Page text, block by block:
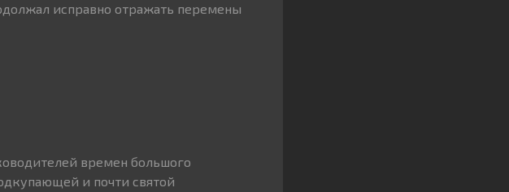
исправно отражать перемены
времен большого
и почти святой